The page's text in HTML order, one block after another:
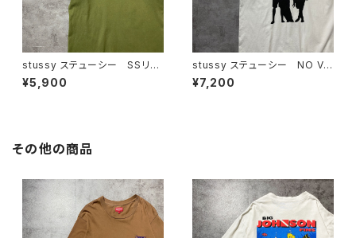
stussy ステューシー SSリン
ク ワンポイント ロゴプリン
ト カーキグリーン Tシャツ
¥5,900
stussy ステューシー NO VA
CATION INN グラフィック プ
リント ホワイト 白 Tシャツ
¥7,200
その他の商品